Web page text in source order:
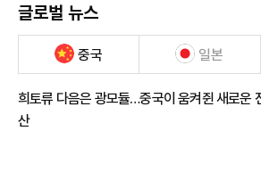
글로벌 뉴스
중국 일본
희토류 다음은 광모듈…중국이 움켜쥔 새로운
산